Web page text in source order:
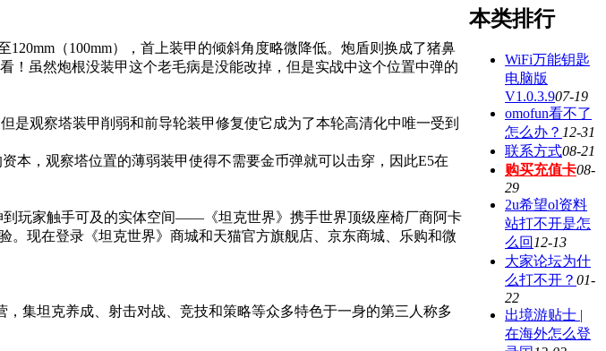
（100mm），首上装甲的倾斜角度略微降低。炮盾则换成了猪鼻
！虽然炮根没装甲这个老毛病是没能改掉，但是实战中这个位置中弹的
观察塔装甲削弱和前导轮装甲修复使它成为了本轮高清化中唯一受到
，观察塔位置的薄弱装甲使得不需要金币弹就可以击穿，因此E5在
玩家触手可及的实体空间——《坦克世界》携手世界顶级座椅厂商阿卡
。现在登录《坦克世界》商城和天猫官方旗舰店、京东商城、乐购和微
集坦克养成、射击对战、竞技和策略等众多特色于一身的第三人称多
本类排行
WiFi万能钥匙
电脑版
V1.0.3.907-19
omofun看不了
怎么办？ 12-31
联系方式08-21
购买充值卡08-
29
2u希望ol资料
站打不开是怎
么回 12-13
大家论坛为什
么打不开？ 01-
22
出境游贴士 |
在海外怎么登